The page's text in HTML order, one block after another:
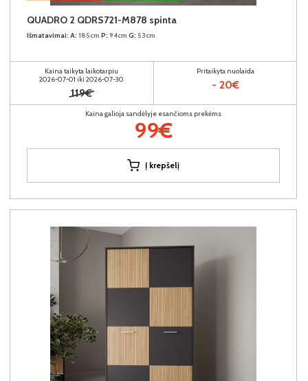
QUADRO 2 QDRS721-M878 spinta
Išmatavimai: A: 185cm P: 94cm G: 53cm
Kaina taikyta laikotarpiu
2026-07-01 iki 2026-07-30
119€
Pritaikyta nuolaida
- 20€
Kaina galioja sandėlyje esančioms prekėms
99€
Į krepšelį